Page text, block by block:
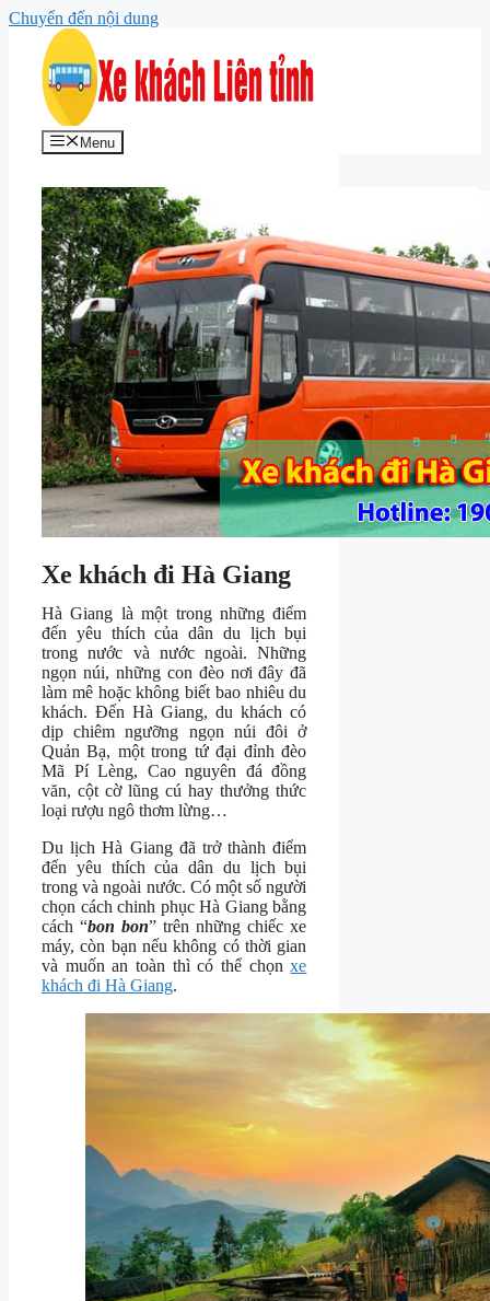
Chuyển đến nội dung
Menu
Xe khách đi Hà Giang
Hà Giang là một trong những điểm
đến yêu thích của dân du lịch bụi
trong nước và nước ngoài. Những
ngọn núi, những con đèo nơi đây đã
làm mê hoặc không biết bao nhiêu du
khách. Đến Hà Giang, du khách có
dịp chiêm ngưỡng ngọn núi đôi ở
Quản Bạ, một trong tứ đại đỉnh đèo
Mã Pí Lèng, Cao nguyên đá đồng
văn, cột cờ lũng cú hay thưởng thức
loại rượu ngô thơm lừng…
Du lịch Hà Giang đã trở thành điểm
đến yêu thích của dân du lịch bụi
trong và ngoài nước. Có một số người
chọn cách chinh phục Hà Giang bằng
cách “bon bon” trên những chiếc xe
máy, còn bạn nếu không có thời gian
và muốn an toàn thì có thể chọnxe
khách đi Hà Giang.